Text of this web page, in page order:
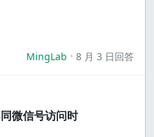
MingLab 8 月 3 日回答
微信号访问时